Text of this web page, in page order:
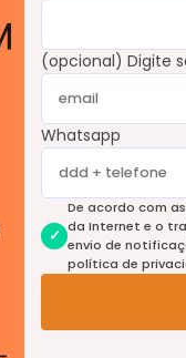
(opcional) Digite
Whatsapp
De acordo com as
da Internet e o
envio de
política de